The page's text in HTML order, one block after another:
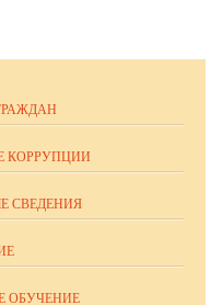
КОРРУПЦИИ
СВЕДЕНИЯ
ОБУЧЕНИЕ